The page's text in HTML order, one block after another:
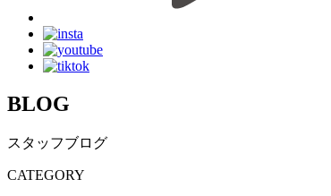
BLOG
スタッフブログ
CATEGORY